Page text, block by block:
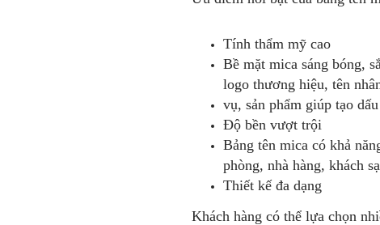
Tính thẩm mỹ cao
Bề mặt mica sáng bóng,
logo thương hiệu, tên
vụ, sản phẩm giúp tạo
Độ bền vượt trội
Bảng tên mica có khả
phòng, nhà hàng, khách
Thiết kế đa dạng
Khách hàng có thể lựa chọn